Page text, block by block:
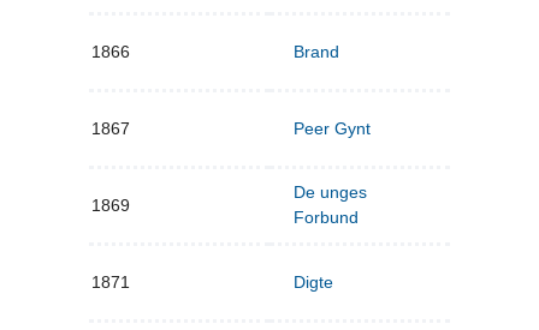
1866 Brand
1867 Peer Gynt
1869
De unges
Forbund
1871 Digte